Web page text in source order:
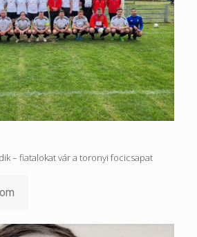
– fiatalokat vár a toronyi focicsapat